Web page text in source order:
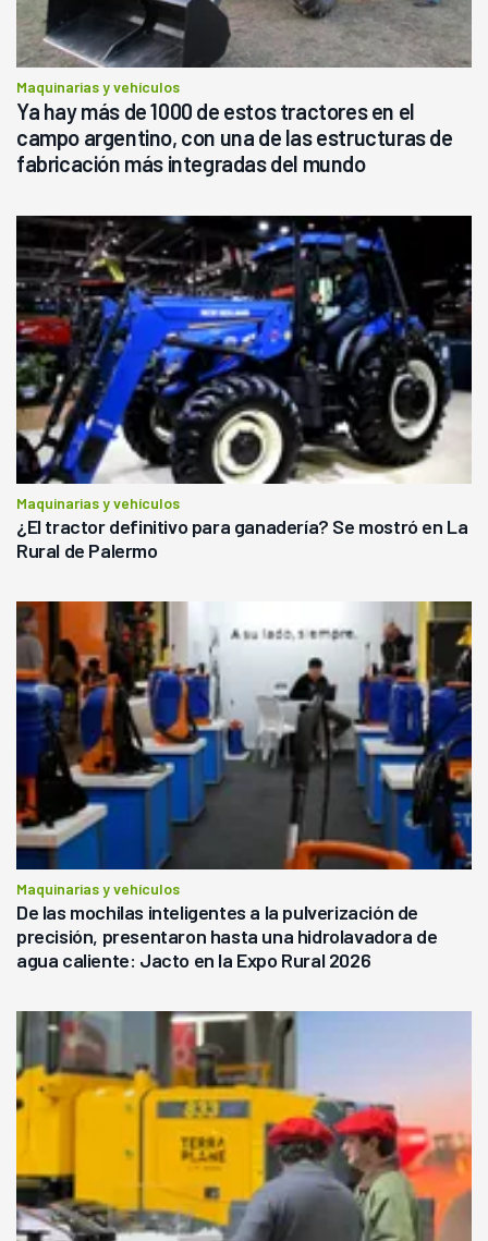
Maquinarias y vehículos
Ya hay más de 1000 de estos tractores en el
campo argentino, con una de las estructuras de
fabricación más integradas del mundo
Maquinarias y vehículos
¿El tractor definitivo para ganadería? Se mostró en La
Rural de Palermo
Maquinarias y vehículos
De las mochilas inteligentes a la pulverización de
precisión, presentaron hasta una hidrolavadora de
agua caliente: Jacto en la Expo Rural 2026